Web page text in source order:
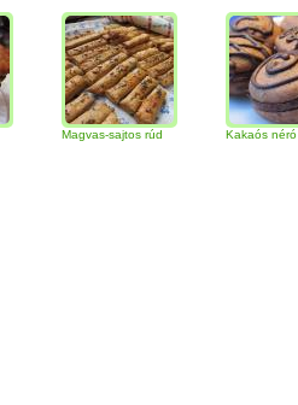
Magvas-sajtos rúd Kakaós néró